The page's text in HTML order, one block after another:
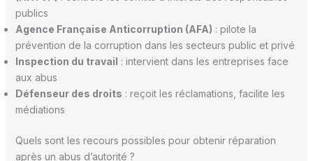
publics
Agence Française Anticorruption (AFA) : pilote la
prévention de la corruption dans les secteurs public et privé
Inspection du travail : intervient dans les entreprises face
aux abus
Défenseur des droits : reçoit les réclamations, facilite les
médiations
Quels sont les recours possibles pour obtenir réparation
après un abus d’autorité ?